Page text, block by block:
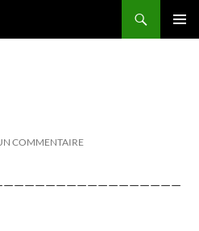
COMMENTAIRE